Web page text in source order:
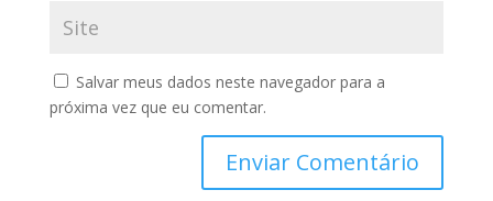
Salvar meus dados neste navegador para a
próxima vez que eu comentar.